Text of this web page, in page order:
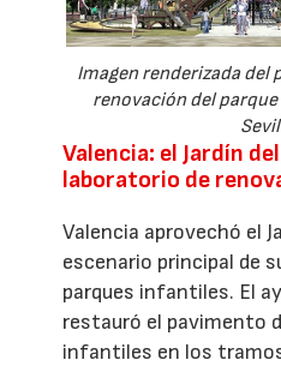
Imagen renderizada del
renovación del parque
Valencia: el Jardín
laboratorio de
Valencia aprovechó el
escenario principal de
parques infantiles. El
restauró el pavimento
infantiles en los